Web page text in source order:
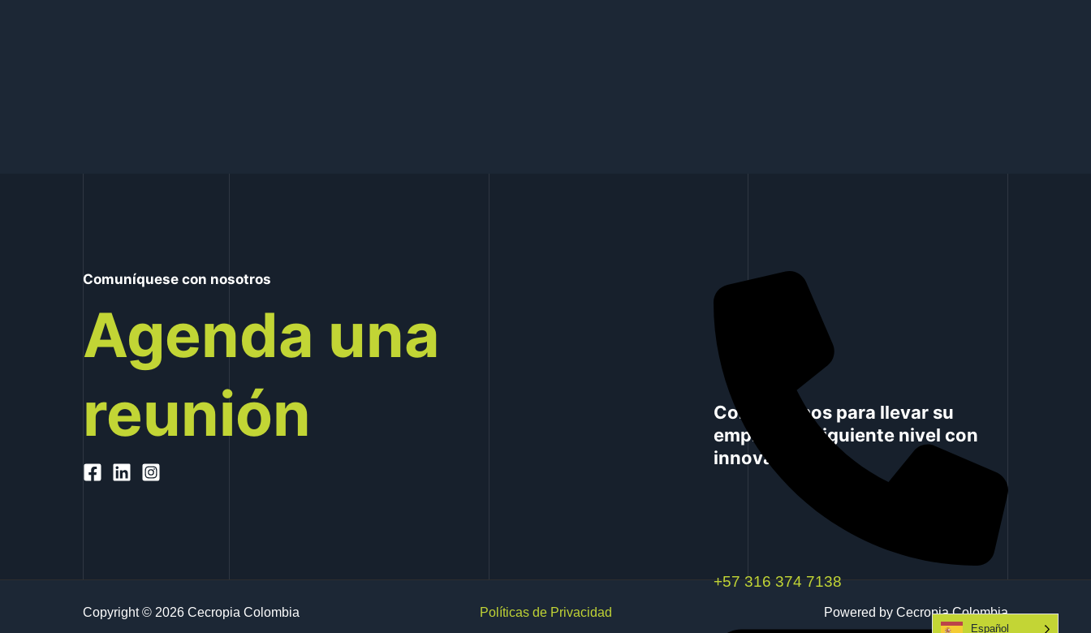
Comuníquese con nosotros
Agenda una
reunión
+57 316 374 7138
Colaboramos para llevar su
empresa al siguiente nivel con
innovación.
Copyright © 2026 Cecropia Colombia Políticas de Privacidad Powered by Cecropia Colombia
Español